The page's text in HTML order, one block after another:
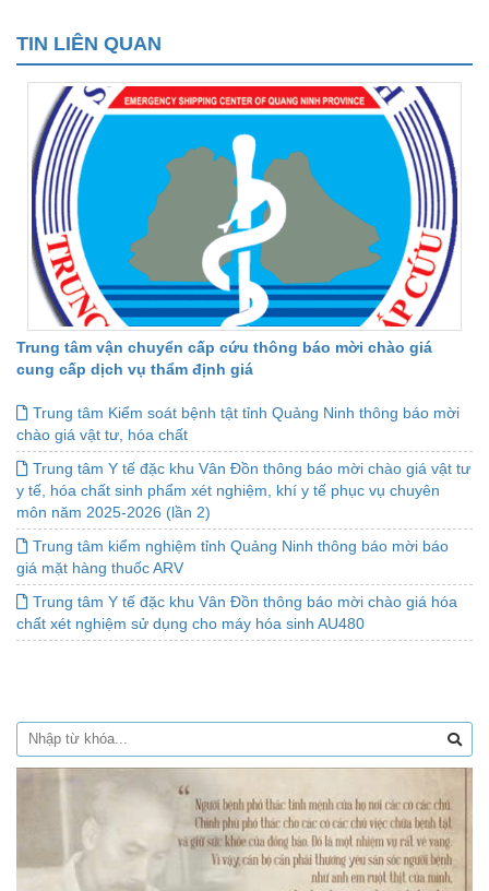
TIN LIÊN QUAN
Trung tâm vận chuyển cấp cứu thông báo mời chào giá
cung cấp dịch vụ thẩm định giá
Trung tâm Kiểm soát bệnh tật tỉnh Quảng Ninh thông báo mời
chào giá vật tư, hóa chất
Trung tâm Y tế đặc khu Vân Đồn thông báo mời chào giá vật tư
y tế, hóa chất sinh phẩm xét nghiệm, khí y tế phục vụ chuyên
môn năm 2025-2026 (lần 2)
Trung tâm kiểm nghiệm tỉnh Quảng Ninh thông báo mời báo
giá mặt hàng thuốc ARV
Trung tâm Y tế đặc khu Vân Đồn thông báo mời chào giá hóa
chất xét nghiệm sử dụng cho máy hóa sinh AU480